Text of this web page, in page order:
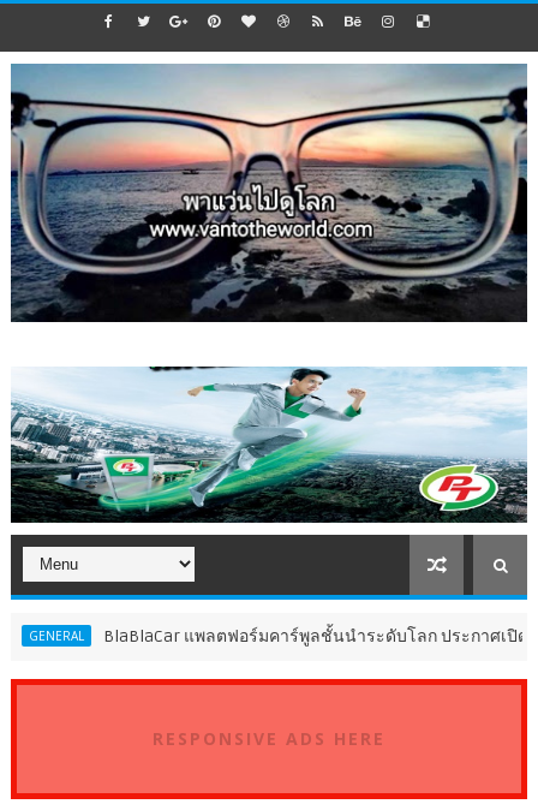
BlaBlaCar แพลตฟอร์มคาร์พูลชั้นนำระดับโลก ประกาศเปิดให้บริ
RESPONSIVE ADS HERE